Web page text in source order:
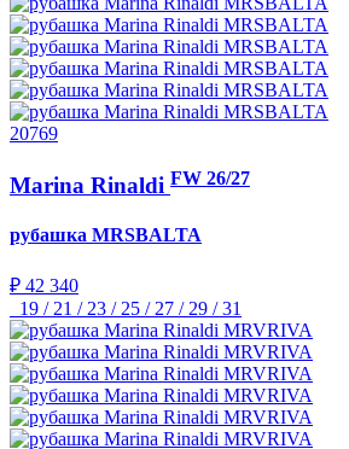
20769
Marina Rinaldi FW 26/27
рубашка MRSBALTA
₽ 42 340
19 / 21 / 23 / 25 / 27 / 29 / 31